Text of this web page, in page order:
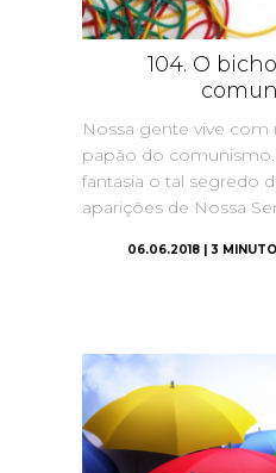
104. O
Nossa gente vive
papão do
fantasia o tal segredo
aparições de Nossa
06.06.2018 | 3